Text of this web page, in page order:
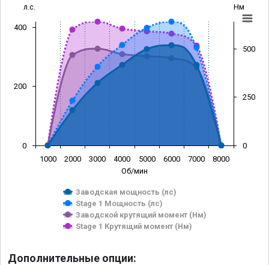
Об/мин
л.с. Нм
Заводская мощность (лс)
Stage 1 Мощность (лс)
Заводской крутящий момент (Нм)
Stage 1 Крутящий момент (Нм)
1000 2000 3000 4000 5000 6000 7000 8000
0
200
400
0
250
500
Дополнительные опции: